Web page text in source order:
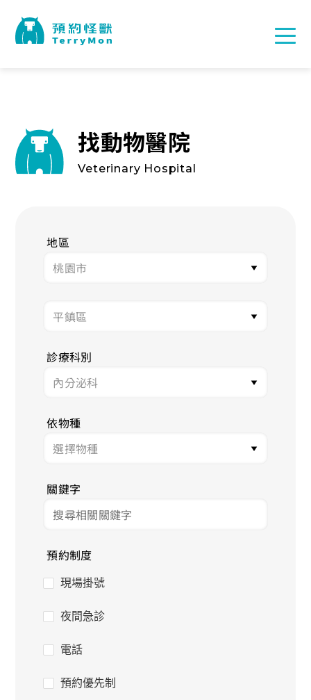
找動物醫院
Veterinary Hospital
地區
診療科別
依物種
關鍵字
預約制度
現場掛號
夜間急診
電話
預約優先制